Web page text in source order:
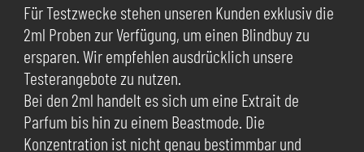
Für Testzwecke stehen unseren Kunden exklusiv die
2ml Proben zur Verfügung, um einen Blindbuy zu
ersparen. Wir empfehlen ausdrücklich unsere
Testerangebote zu nutzen.
Bei den 2ml handelt es sich um eine Extrait de
Parfum bis hin zu einem Beastmode. Die
Konzentration ist nicht genau bestimmbar und